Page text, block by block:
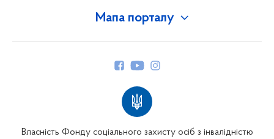
Мапа порталу
Власність Фонду соціального захисту осіб з інвалідністю